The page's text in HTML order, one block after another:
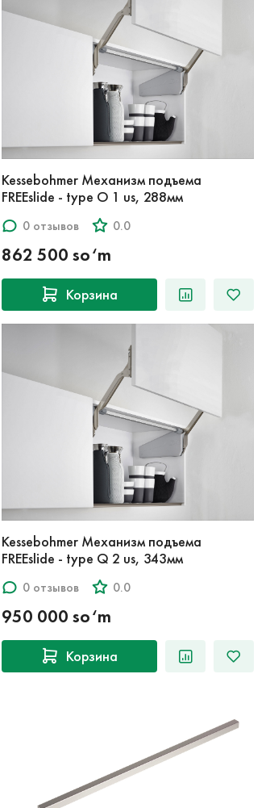
Kessebohmer Механизм подъема
FREEslide - type O 1 us, 288мм
0 отзывов 0.0
862 500 so‘m
Корзина
Kessebohmer Механизм подъема
FREEslide - type Q 2 us, 343мм
0 отзывов 0.0
950 000 so‘m
Корзина